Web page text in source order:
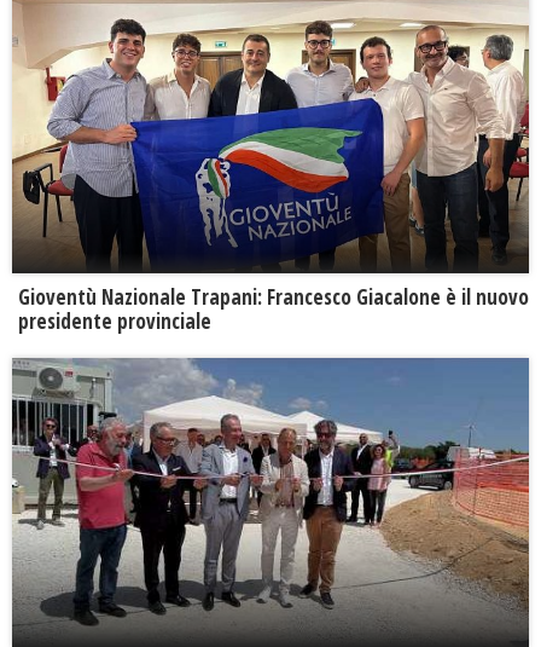
Gioventù Nazionale Trapani: Francesco Giacalone è il nuovo
presidente provinciale